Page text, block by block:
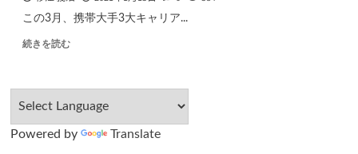
この3月、携帯大手3大キャリア...
続きを読む
Powered by Translate